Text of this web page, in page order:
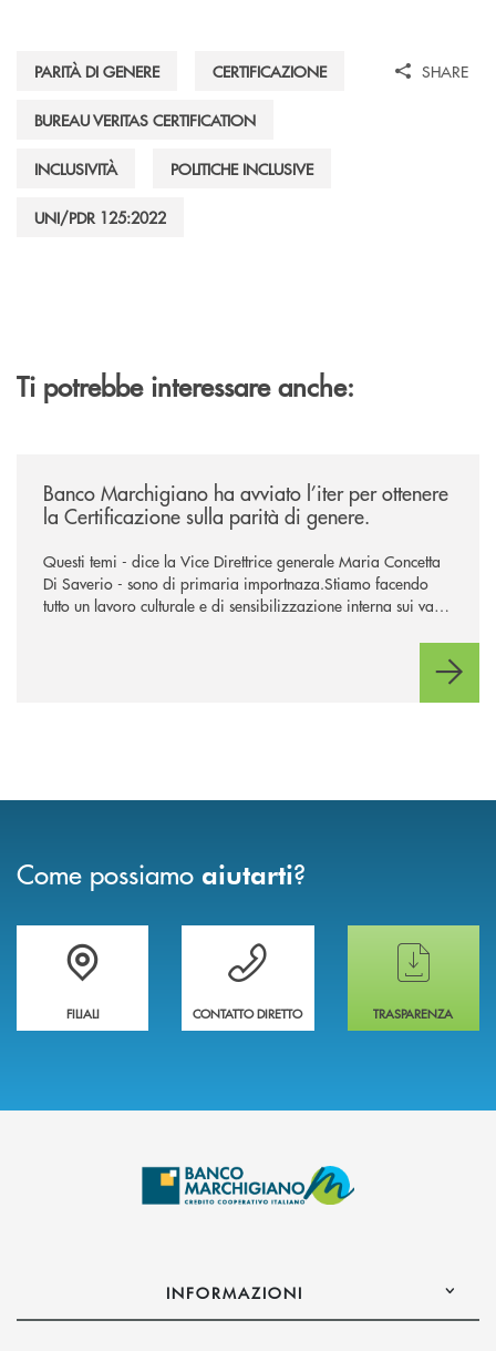
PARITÀ DI GENERE CERTIFICAZIONE
BUREAU VERITAS CERTIFICATION
INCLUSIVITÀ POLITICHE INCLUSIVE
UNI/PDR 125:2022
SHARE
Ti potrebbe interessare anche:
Banco Marchigiano ha avviato l’iter per ottenere
la Certificazione sulla parità di genere.
Questi temi - dice la Vice Direttrice generale Maria Concetta
Di Saverio - sono di primaria importnaza.Stiamo facendo
tutto un lavoro culturale e di sensibilizzazione interna sui vari
Come possiamo aiutarti?
Trova la filiale più vicina a te
FILIALI
Hai bisogno di assistenza immediata ?
CONTATTO DIRETTO
Hai bisogno di
TRASPARENZA
INFORMAZIONI